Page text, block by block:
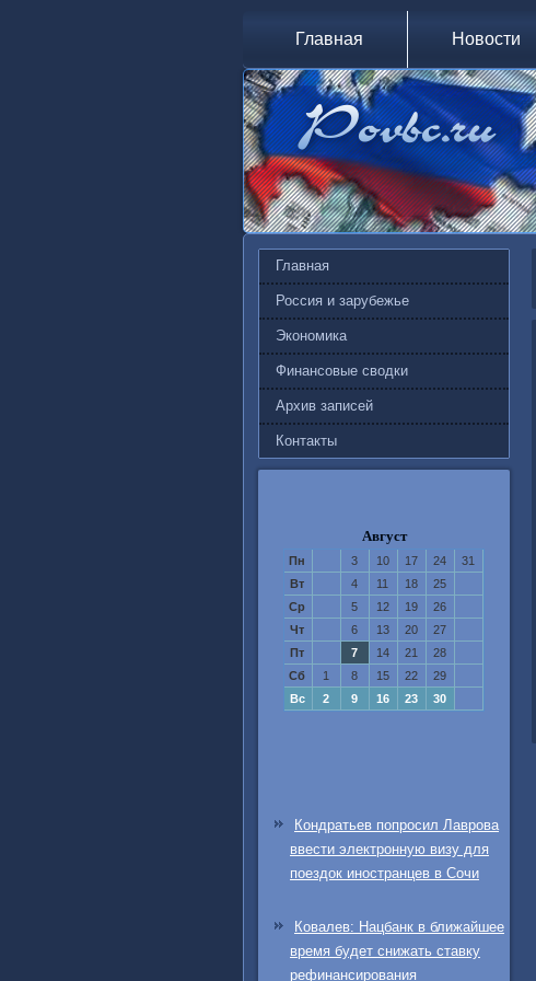
Главная Новости
Главная
Россия и зарубежье
Экономика
Финансовые сводки
Архив записей
Контакты
Август
Пн 3 10 17 24
31
Вт
4 11 18
25
Ср
5 12 19
26
Чт
6 13 20
27
Пт
7 14 21
28
Сб
1 8 15 22
29
Вс
2 9 16 23 30
Кондратьев попросил Лаврова
ввести электронную визу для
поездок иностранцев в Сочи
Ковалев: Нацбанк в ближайшее
время будет снижать ставку
рефинансирования